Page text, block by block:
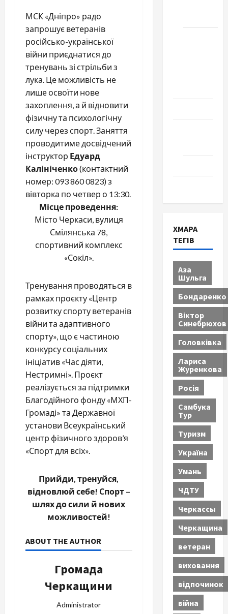
МСК «Дніпро» радо
запрошує ветеранів
російсько-української
війни приєднатися до
тренувань зі стрільби з
лука. Це можливість не
лише освоїти нове
захоплення, а й відновити
фізичну та психологічну
силу через спорт. Заняття
проводитиме досвідчений
інструктор Едуард
Калініченко(контактний
номер: 093 860 0823) з
вівторка по четвер о 13:30.
Місце проведення:
Місто Черкаси, вулиця
Смілянська 78,
спортивний комплекс
«Сокіл».
Тренування проводяться в
рамках проєкту «Центр
розвитку спорту ветеранів
війни та адаптивного
спорту», що є частиною
конкурсу соціальних
ініціатив «Час діяти,
Нестримні». Проєкт
реалізується за підтримки
Благодійного фонду «МХП-
Громаді» та Державної
установи Всеукраїнський
центр фізичного здоров’я
«Спорт для всіх».
Прийди, тренуйся,
відновлюй себе! Спорт –
шлях до сили й нових
можливостей!
ABOUT THE AUTHOR
Громада
Черкащини
Administrator
ХМАРА
ТЕГІВ
Аза
Шульга
Бондаренко
Віктор
Синебрюхов
Головківка
Лариса
Журенкова
Росія
Самбука
Тур
Туризм
Україна
Умань
ЧДТУ
Черкассы
Черкащина
ветеран
виховання
відпочинок
війна